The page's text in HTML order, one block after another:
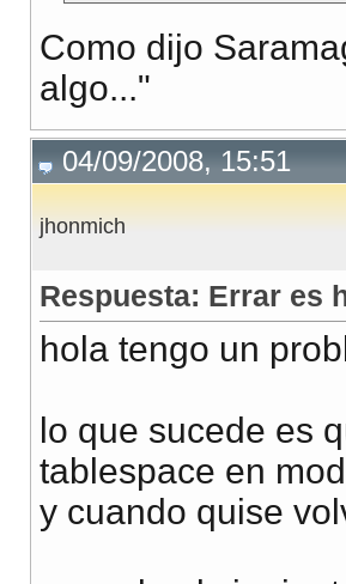
Como dijo
algo..."
04/09/2008, 15:51
jhonmich
Respuesta: Errar es
hola tengo un
lo que sucede es
tablespace en
y cuando quise